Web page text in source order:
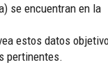
se encuentran en la
estos datos
pertinentes.